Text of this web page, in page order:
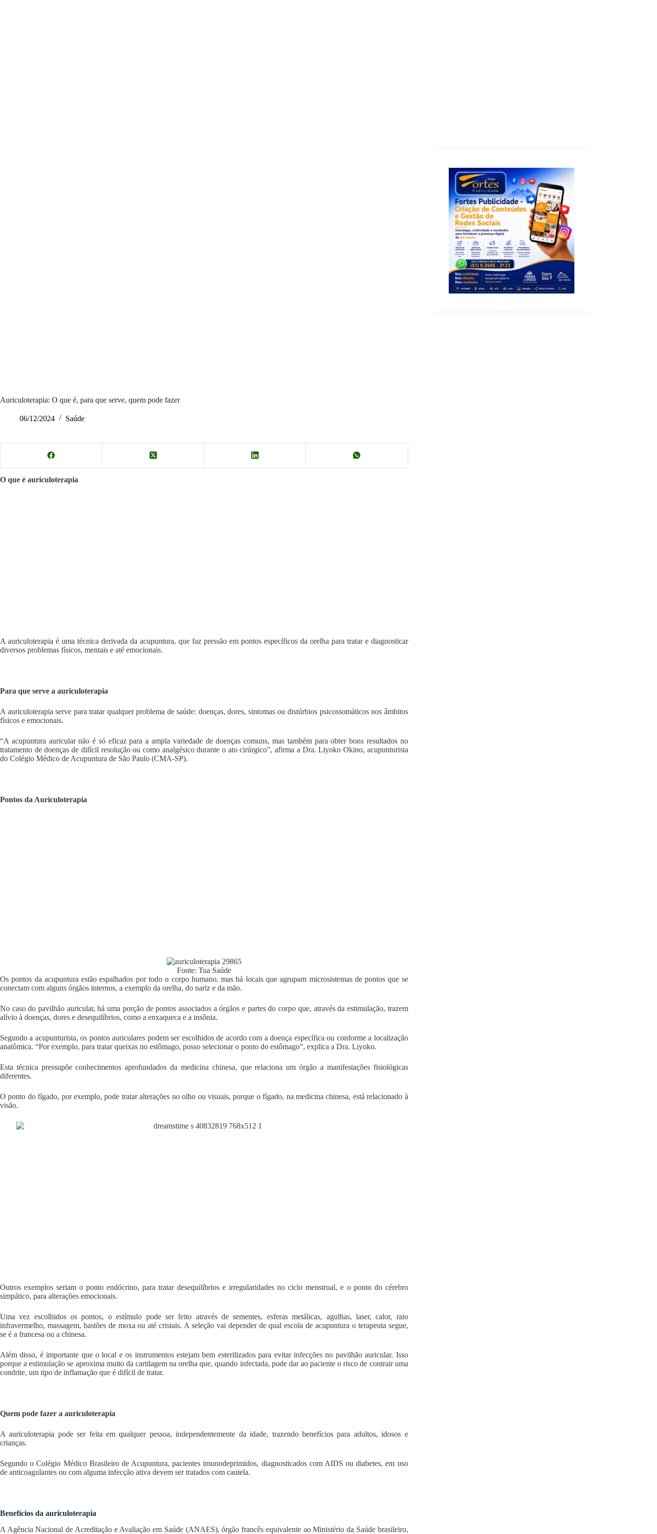
Auriculoterapia: O que é, para que serve, quem pode fazer
06/12/2024 Saúde
O que é auriculoterapia
A auriculoterapia é uma técnica derivada da acupuntura, que faz pressão em pontos específicos da orelha para tratar e diagnosticar
diversos problemas físicos, mentais e até emocionais.
Para que serve a auriculoterapia
A auriculoterapia serve para tratar qualquer problema de saúde: doenças, dores, sintomas ou distúrbios psicossomáticos nos âmbitos
físicos e emocionais.
“A acupuntura auricular não é só eficaz para a ampla variedade de doenças comuns, mas também para obter bons resultados no
tratamento de doenças de difícil resolução ou como analgésico durante o ato cirúrgico”, afirma a Dra. Liyoko Okino, acupunturista
do Colégio Médico de Acupuntura de São Paulo (CMA-SP).
Pontos da Auriculoterapia
Fonte: Tua Saúde
Os pontos da acupuntura estão espalhados por todo o corpo humano, mas há locais que agrupam microsistemas de pontos que se
conectam com alguns órgãos internos, a exemplo da orelha, do nariz e da mão.
No caso do pavilhão auricular, há uma porção de pontos associados a órgãos e partes do corpo que, através da estimulação, trazem
alívio à doenças, dores e desequilíbrios, como a enxaqueca e a insônia.
Segundo a acupunturista, os pontos auriculares podem ser escolhidos de acordo com a doença específica ou conforme a localização
anatômica. “Por exemplo, para tratar queixas no estômago, posso selecionar o ponto do estômago”, explica a Dra. Liyoko.
Esta técnica pressupõe conhecimentos aprofundados da medicina chinesa, que relaciona um órgão a manifestações fisiológicas
diferentes.
O ponto do fígado, por exemplo, pode tratar alterações no olho ou visuais, porque o fígado, na medicina chinesa, está relacionado à
visão.
Outros exemplos seriam o ponto endócrino, para tratar desequilíbrios e irregularidades no ciclo menstrual, e o ponto do cérebro
simpático, para alterações emocionais.
Uma vez escolhidos os pontos, o estímulo pode ser feito através de sementes, esferas metálicas, agulhas, laser, calor, raio
infravermelho, massagem, bastões de moxa ou até cristais. A seleção vai depender de qual escola de acupuntura o terapeuta segue,
se é a francesa ou a chinesa.
Além disso, é importante que o local e os instrumentos estejam bem esterilizados para evitar infecções no pavilhão auricular. Isso
porque a estimulação se aproxima muito da cartilagem na orelha que, quando infectada, pode dar ao paciente o risco de contrair uma
condrite, um tipo de inflamação que é difícil de tratar.
Quem pode fazer a auriculoterapia
A auriculoterapia pode ser feita em qualquer pessoa, independentemente da idade, trazendo benefícios para adultos, idosos e
crianças.
Segundo o Colégio Médico Brasileiro de Acupuntura, pacientes imunodeprimidos, diagnosticados com AIDS ou diabetes, em uso
de anticoagulantes ou com alguma infecção ativa devem ser tratados com cautela.
Benefícios da auriculoterapia
A Agência Nacional de Acreditação e Avaliação em Saúde (ANAES), órgão francês equivalente ao Ministério da Saúde brasileiro,